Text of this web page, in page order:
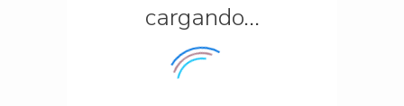
cargando...